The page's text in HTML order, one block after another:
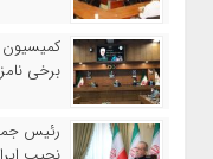
برخی
رئیس‌